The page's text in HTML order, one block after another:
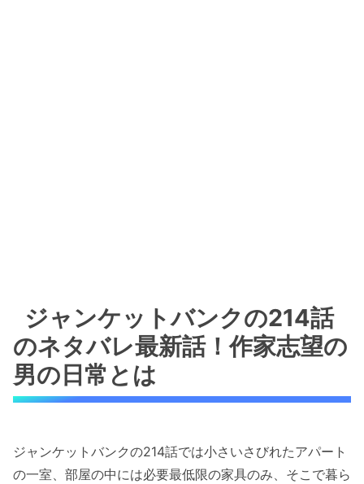
ジャンケットバンクの214話
のネタバレ最新話！作家志望の
男の日常とは
ジャンケットバンクの214話では小さいさびれたアパート
の一室、部屋の中には必要最低限の家具のみ、そこで暮ら